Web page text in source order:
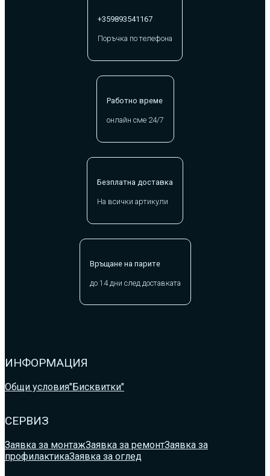
+359893541167
Поръчка по телефона
Работно време
онлайн сме 24/7
Безплатна доставка
На всички артикули
Връщане на парите
до 14 дни след доставката
ИНФОРМАЦИЯ
Общи условия"Бисквитки"
СЕРВИЗ
Заявка за монтажЗаявка за ремонтЗаявка за
профилактикаЗаявка за оглед